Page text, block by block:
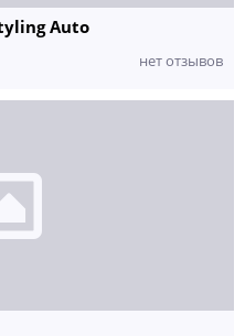
Auto
нет отзывов